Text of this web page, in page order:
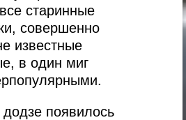
старинные
совершенно
известные
в один миг
появилось